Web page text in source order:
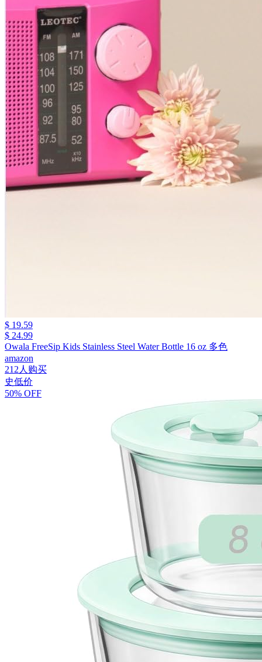
$ 19.59
$ 24.99
Owala FreeSip Kids Stainless Steel Water Bottle 16 oz 多色
amazon
212人购买
史低价
50% OFF